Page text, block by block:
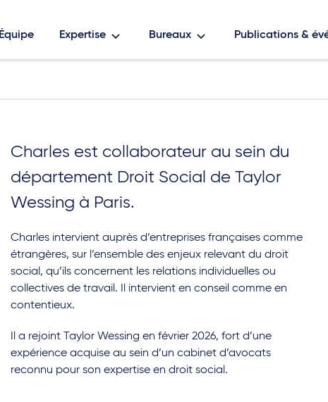
Équipe Expertise Bureaux Publications &
Charles est collaborateur au sein du
département Droit Social de Taylor
Wessing à Paris.
Charles intervient auprès d’entreprises françaises comme
étrangères, sur l’ensemble des enjeux relevant du droit
social, qu’ils concernent les relations individuelles ou
collectives de travail. Il intervient en conseil comme en
contentieux.
Il a rejoint Taylor Wessing en février 2026, fort d’une
expérience acquise au sein d’un cabinet d’avocats
reconnu pour son expertise en droit social.